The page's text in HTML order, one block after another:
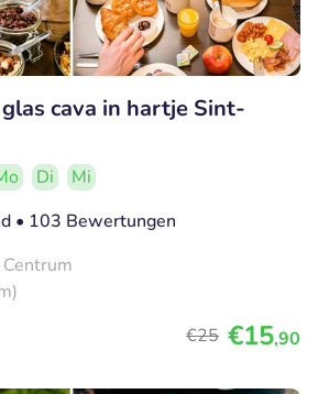
cava in hartje Sint-
Di
Mi
• 103 Bewertungen
€25 €15,90